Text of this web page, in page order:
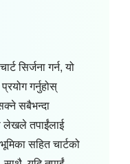
सिर्जना गर्न, यो
गर्नुहोस्
सबैभन्दा
लेखले तपाईंलाई
सहित चार्टको